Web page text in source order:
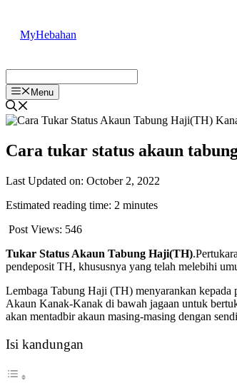
content
MyHebahan
Menu
Cara tukar status akaun
Last Updated on: October 2, 2022
Estimated reading time: 2 minutes
Post Views: 546
Tukar Status Akaun Tabung Haji(TH)
pendeposit TH, khususnya yang telah melebihi
Lembaga Tabung Haji (TH) menyarankan kepada
Akaun Kanak-Kanak di bawah jagaan untuk
akan mentadbir akaun masing-masing dengan
Isi kandungan